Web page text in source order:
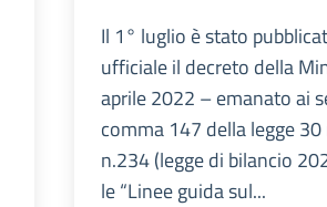
Il 1° luglio è stato
ufficiale il decreto della
aprile 2022 – emanato ai
comma 147 della legge
n.234 (legge di bilancio
le “Linee guida sul...